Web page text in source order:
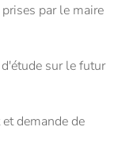
par le maire
sur le futur
demande de